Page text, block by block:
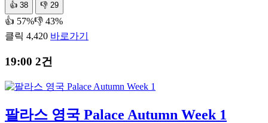
👍 38 👎 29
👍 57%👎 43%
클릭 4,420 바로가기
19:00 2건
팔라스 영국 Palace Autumn Week 1